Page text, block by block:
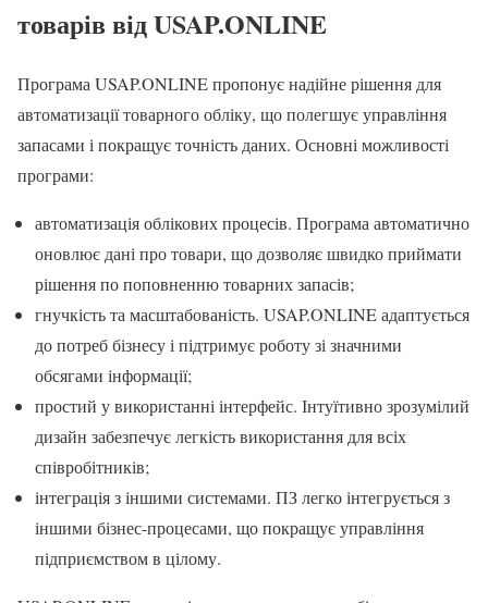
товарів від USAP.ONLINE
Програма USAP.ONLINE пропонує надійне рішення для
автоматизації товарного обліку, що полегшує управління
запасами і покращує точність даних. Основні можливості
програми:
автоматизація облікових процесів. Програма автоматично
оновлює дані про товари, що дозволяє швидко приймати
рішення по поповненню товарних запасів;
гнучкість та масштабованість. USAP.ONLINE адаптується
до потреб бізнесу і підтримує роботу зі значними
обсягами інформації;
простий у використанні інтерфейс. Інтуїтивно зрозумілий
дизайн забезпечує легкість використання для всіх
співробітників;
інтеграція з іншими системами. ПЗ легко інтегрується з
іншими бізнес-процесами, що покращує управління
підприємством в цілому.